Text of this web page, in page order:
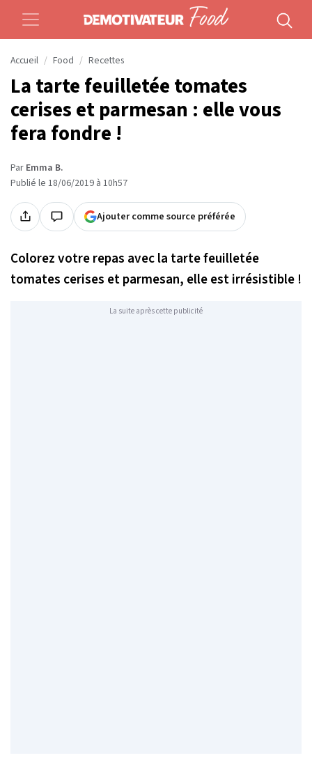
Accueil Food Recettes
La tarte feuilletée tomates
cerises et parmesan : elle vous
fera fondre !
Par Emma B.
Publié le 18/06/2019 à 10h57
Ajouter comme source préférée
Colorez votre repas avec la tarte feuilletée
tomates cerises et parmesan, elle est irrésistible !
La suite après cette publicité